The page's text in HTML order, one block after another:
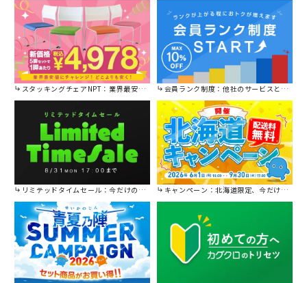
スタッキングチェアNPT：業界最安値に挑戦！ 会員ランク制度：他社のサービスと比較してください。
リミテッドタイムセール：今だけの限定セール。 キャンペーン：北海道限定、今だけ送料無料！